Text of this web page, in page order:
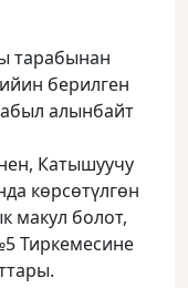
тарабынан
берилген
алынбайт
Катышуучу
көрсөтүлгөн
макул болот,
Тиркемесине